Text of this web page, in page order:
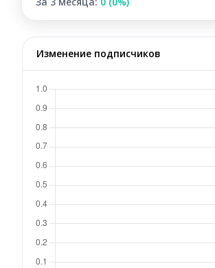
Изменение подписчиков